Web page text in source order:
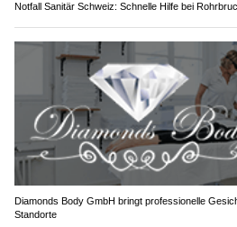
Notfall Sanitär Schweiz: Schnelle Hilfe bei
Diamonds Body GmbH bringt professionelle
Standorte